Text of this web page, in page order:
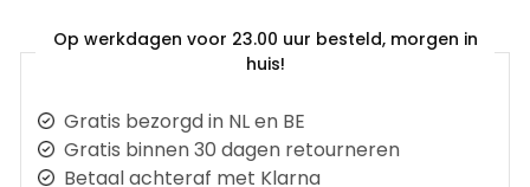
Op werkdagen voor 23.00 uur besteld, morgen in
huis!
Gratis bezorgd in NL en BE
Gratis binnen 30 dagen retourneren
Betaal achteraf met Klarna